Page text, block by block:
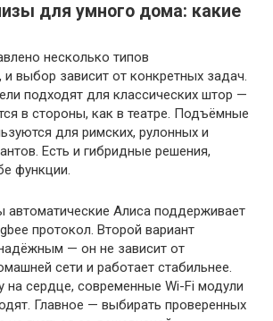
для умного дома: какие
несколько типов
и выбор зависит от конкретных задач.
подходят для классических штор —
в стороны, как в театре. Подъёмные
для римских, рулонных и
Есть и гибридные решения,
функции.
Алиса поддерживает
протокол. Второй вариант
— он не зависит от
сети и работает стабильнее.
на сердце, современные Wi-Fi модули
Главное — выбирать проверенных